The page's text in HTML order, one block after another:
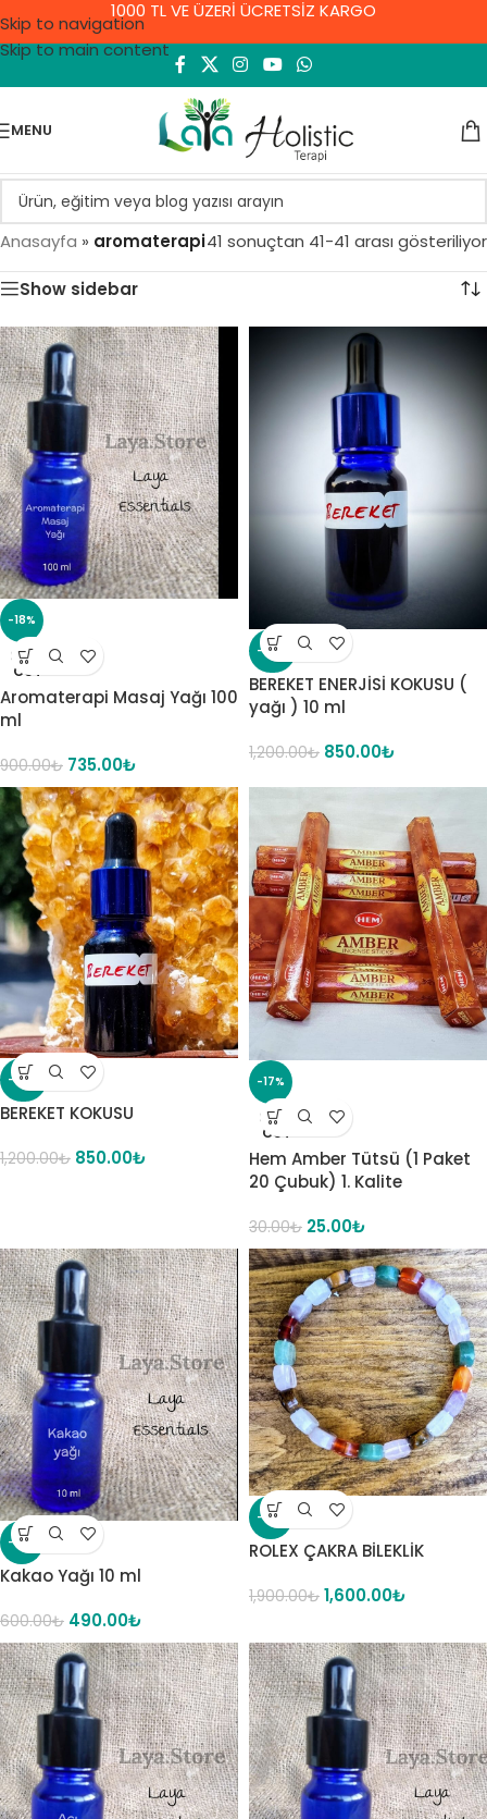
Skip to navigation
Skip to main content
1000 TL VE ÜZERİ ÜCRETSİZ KARGO
MENU
Anasayfa » aromaterapi41 sonuçtan 41-41 arası gösteriliyor
Show sidebar
-18%
SOLD
OUT
Aromaterapi Masaj Yağı 100
ml
900.00₺ 735.00₺
-29%
BEREKET ENERJİSİ KOKUSU (
yağı ) 10 ml
1,200.00₺ 850.00₺
-29%
BEREKET KOKUSU
1,200.00₺ 850.00₺
-17%
SOLD
OUT
Hem Amber Tütsü (1 Paket
20 Çubuk) 1. Kalite
30.00₺ 25.00₺
-18%
Kakao Yağı 10 ml
600.00₺ 490.00₺
-16%
ROLEX ÇAKRA BİLEKLİK
1,900.00₺ 1,600.00₺